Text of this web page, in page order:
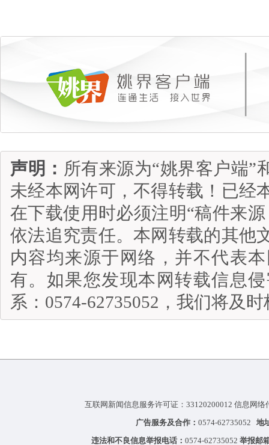
声明： 所有来源为“姚界客户端”
未经本网许可，不得转载！已经
在下载使用时必须注明“稿件来
依法追究责任。本网转载的其他
内容均来源于网络，并不代表
有。如果您发现本网转载信息
系：0574-62735052，我们将及
互联网新闻信息服务许可证：33120200012 信息网
广告服务及合作： 0574-62735052 地
违法和不良信息举报电话： 0574-62735052 举报邮